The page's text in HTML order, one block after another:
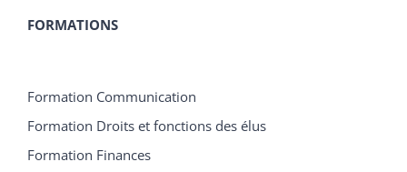
FORMATIONS
Formation Communication
Formation Droits et fonctions des élus
Formation Finances